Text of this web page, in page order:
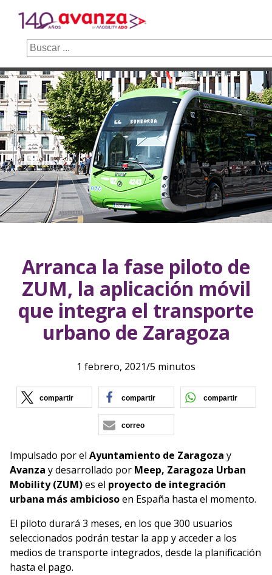
Saltar
al
contenido
Buscar
Arranca la fase piloto de
ZUM, la aplicación móvil
que integra el transporte
urbano de Zaragoza
1 febrero, 2021/5 minutos
compartir (se abre en nueva ventana)
compartir (se abre en nueva
compartir
correo
Impulsado por el Ayuntamiento de Zaragoza y
Avanza y desarrollado por Meep, Zaragoza Urban
Mobility (ZUM)es el proyecto de integración
urbana más ambiciosoen España hasta el momento.
El piloto durará 3 meses, en los que 300 usuarios
seleccionados podrán testar la app y acceder a los
medios de transporte integrados, desde la planificación
hasta el pago.